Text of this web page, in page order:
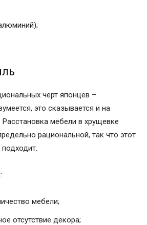
черт японцев –
это сказывается и на
мебели в хрущевке
рациональной, так что этот
мебели;
отсутствие декора;